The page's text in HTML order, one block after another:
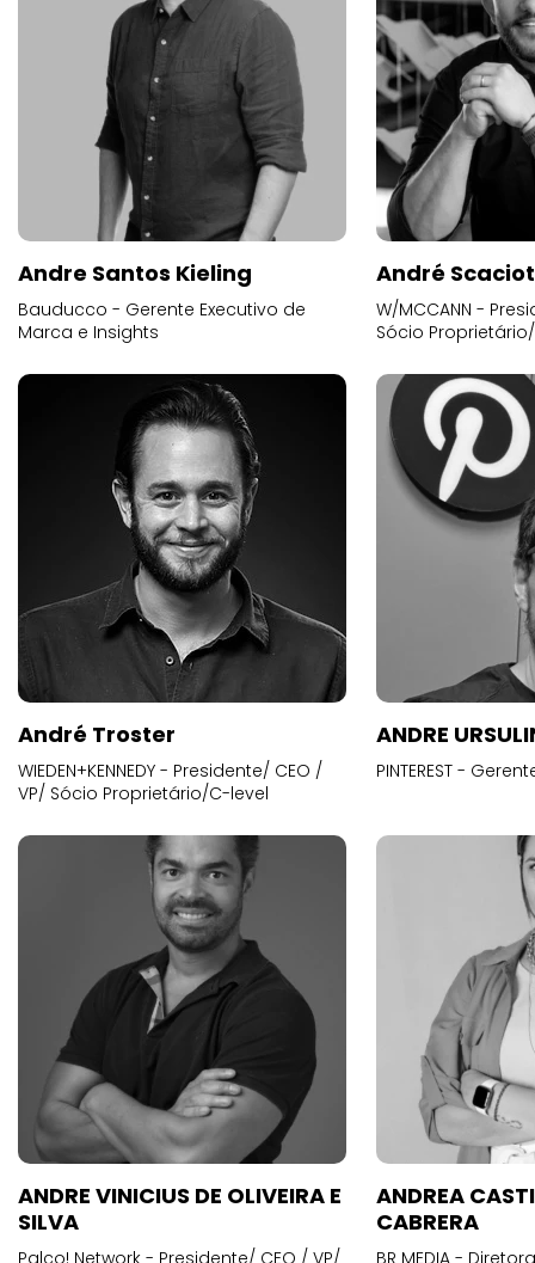
Andre Santos Kieling
Bauducco - Gerente Executivo de
Marca e Insights
André
W/MCCANN -
Sócio
André Troster
WIEDEN+KENNEDY - Presidente/ CEO /
VP/ Sócio Proprietário/C-level
ANDRE
PINTEREST -
ANDRE VINICIUS DE OLIVEIRA E
SILVA
Palco! Network - Presidente/ CEO / VP/
ANDREA
CABRERA
BR MEDIA -